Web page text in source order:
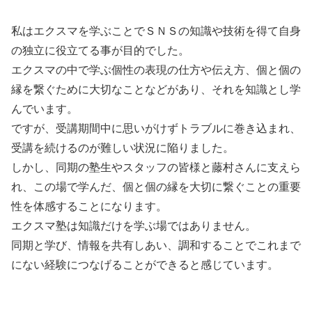
私はエクスマを学ぶことでＳＮＳの知識や技術を得て自身
の独立に役立てる事が目的でした。
エクスマの中で学ぶ個性の表現の仕方や伝え方、個と個の
縁を繋ぐために大切なことなどがあり、それを知識とし学
んでいます。
ですが、受講期間中に思いがけずトラブルに巻き込まれ、
受講を続けるのが難しい状況に陥りました。
しかし、同期の塾生やスタッフの皆様と藤村さんに支えら
れ、この場で学んだ、個と個の縁を大切に繋ぐことの重要
性を体感することになります。
エクスマ塾は知識だけを学ぶ場ではありません。
同期と学び、情報を共有しあい、調和することでこれまで
にない経験につなげることができると感じています。